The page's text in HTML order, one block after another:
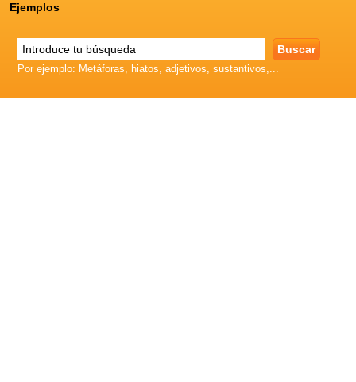
Ejemplos
Por ejemplo: Metáforas, hiatos, adjetivos, sustantivos,...